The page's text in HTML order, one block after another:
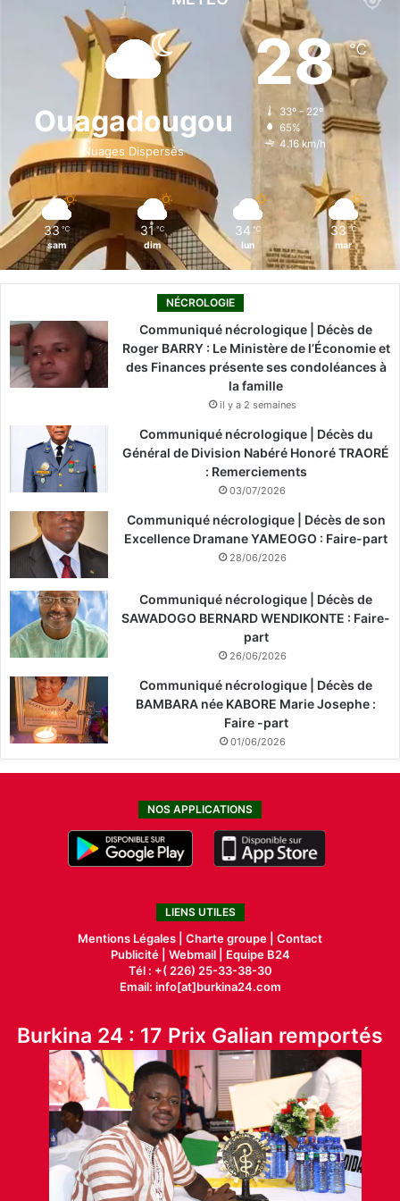
e
b
o
k
i
n
t
a
g
r
T
o
k
Ouagadougou
Nuages Dispersés
28℃
33º - 22º
65%
4.16 km/h
33 ℃
sam
31 ℃
dim
34 ℃
lun
33 ℃
mar
NÉCROLOGIE
Communiqué nécrologique | Décès de
Roger BARRY : Le Ministère de l’Économie et
des Finances présente ses condoléances à
la famille
il y a 2 semaines
Communiqué nécrologique | Décès du
Général de Division Nabéré Honoré TRAORÉ
: Remerciements
03/07/2026
Communiqué nécrologique | Décès de son
Excellence Dramane YAMEOGO : Faire-part
28/06/2026
Communiqué nécrologique | Décès de
SAWADOGO BERNARD WENDIKONTE : Faire-
part
26/06/2026
Communiqué nécrologique | Décès de
BAMBARA née KABORE Marie Josephe :
Faire -part
01/06/2026
NOS APPLICATIONS
LIENS UTILES
Mentions Légales | Charte groupe | Contact
Publicité| Webmail |
Equipe B24
Tél : +( 226) 25-33-38-30
Email: info[at]burkina24.com
Burkina 24 : 17 Prix Galian remportés